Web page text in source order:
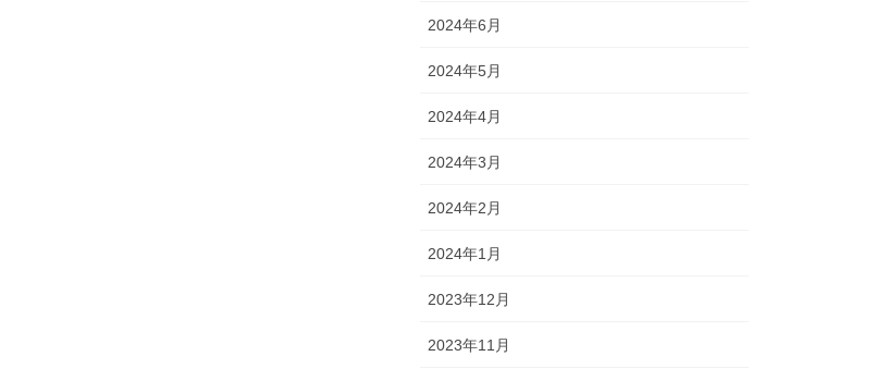
2024年6月
2024年5月
2024年4月
2024年3月
2024年2月
2024年1月
2023年12月
2023年11月